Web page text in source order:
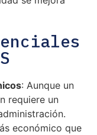
: Aunque un
requiere un
económico que